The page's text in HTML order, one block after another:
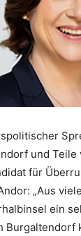
und Teile
für
„Aus
ein
Burgaltendorf